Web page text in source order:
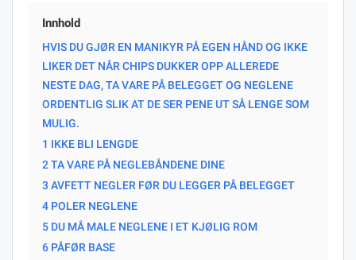
Innhold
HVIS DU GJØR EN MANIKYR PÅ EGEN HÅND OG IKKE
LIKER DET NÅR CHIPS DUKKER OPP ALLEREDE
NESTE DAG, TA VARE PÅ BELEGGET OG NEGLENE
ORDENTLIG SLIK AT DE SER PENE UT SÅ LENGE SOM
MULIG.
1 IKKE BLI LENGDE
2 TA VARE PÅ NEGLEBÅNDENE DINE
3 AVFETT NEGLER FØR DU LEGGER PÅ BELEGGET
4 POLER NEGLENE
5 DU MÅ MALE NEGLENE I ET KJØLIG ROM
6 PÅFØR BASE